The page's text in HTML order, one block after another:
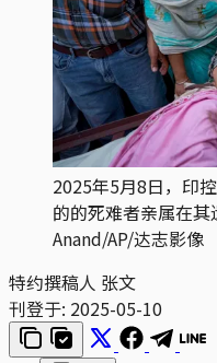
2025年5月8日，印
的的死难者亲属在
Anand/AP/达志影像
特约撰稿人 张文
刊登于: 2025-05-10